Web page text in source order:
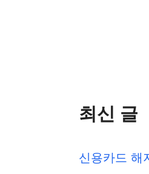
최신 글
신용카드 해